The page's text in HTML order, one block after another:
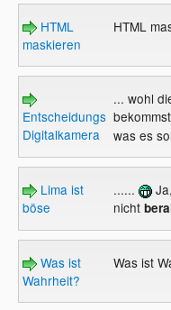
HTML
maskieren
HTML
Entscheidungshilfe
Digitalkamera
... wohl
was es
Lima ist
böse
......
nicht
Was ist
Wahrheit?
Was ist